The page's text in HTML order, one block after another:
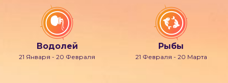
Водолей
21 Января - 20 Февраля
Рыбы
21 Февраля - 20 Марта